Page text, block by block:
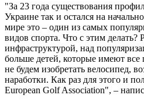
"За 23 года существования
Украине так и остался на
мире это – один из самых
видов спорта. Что с этим делать?
инфраструктурой, над
больше детей, которые имеют
не будем изобретать велосипед,
наработки. Как раз для этого и
European Golf Association", –